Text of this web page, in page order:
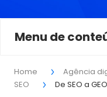
Home Agência
SEO
De SEO a
Menu de